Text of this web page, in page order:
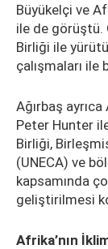
Büyükelçi ve
ile de görüştü.
Birliği ile
çalışmaları ile
Ağırbaş
Peter Hunter
Birliği,
(UNECA) ve
kapsamında
geliştirilmesi
Afrika’nın